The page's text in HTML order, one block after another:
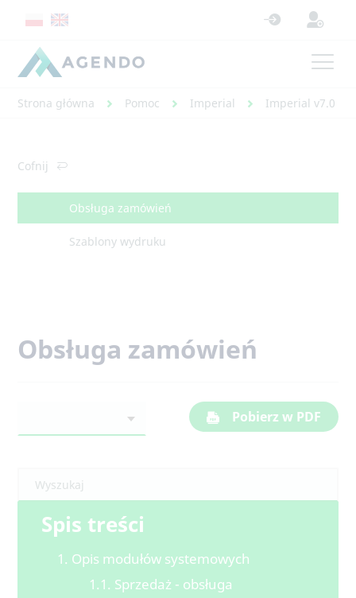
Strona główna Pomoc Imperial Imperial v7.0 -
Cofnij
Obsługa zamówień
Szablony wydruku
Obsługa zamówień
Pobierz w PDF
Spis treści
1. Opis modułów systemowych
1.1. Sprzedaż - obsługa